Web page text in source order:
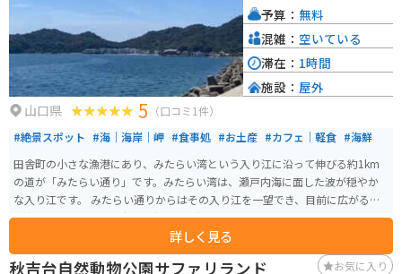
山口県 5 （口コミ1件）
#絶景スポット #海｜海岸｜岬 #食事処 #お土産 #カフェ｜軽食 #海鮮
田舎町の小さな漁港にあり、みたらい湾という入り江に沿って伸びる約1km
の道が「みたらい通り」です。みたらい湾は、瀬戸内海に面した波が穏やか
な入り江です。 みたらい通りからはその入り江を一望でき、目前に広がる青
い海と通りに対面する象鼻ヶ岬という岬に映える山の緑が目を癒し、 穏やか
な風の音と潮の香りが心を落ち着かせてくれます。 また、少し歩けば、美味
しいコーヒーを淹れてくれるカフェや地元の食材を使用した料理でもてなし
詳しく見る
予算： 無料
混雑： 空いている
滞在： 1時間
施設： 屋外
秋吉台自然動物公園サファリランド お気に入り